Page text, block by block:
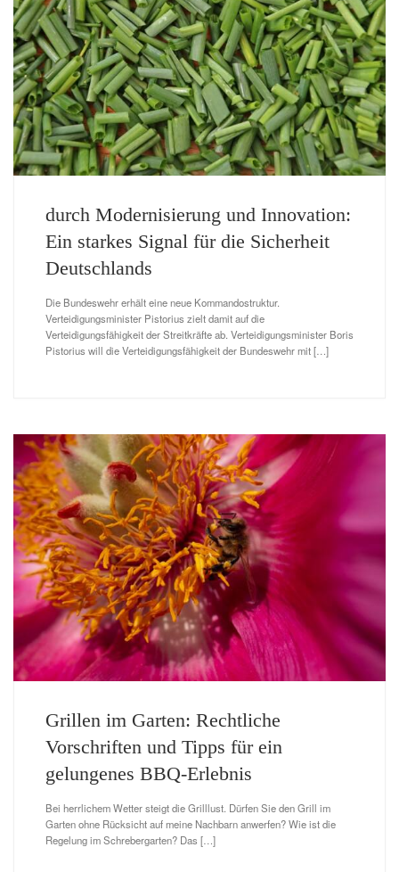
durch Modernisierung und Innovation:
Ein starkes Signal für die Sicherheit
Deutschlands
Die Bundeswehr erhält eine neue Kommandostruktur.
Verteidigungsminister Pistorius zielt damit auf die
Verteidigungsfähigkeit der Streitkräfte ab. Verteidigungsminister Boris
Pistorius will die Verteidigungsfähigkeit der Bundeswehr mit […]
Grillen im Garten: Rechtliche
Vorschriften und Tipps für ein
gelungenes BBQ-Erlebnis
Bei herrlichem Wetter steigt die Grilllust. Dürfen Sie den Grill im
Garten ohne Rücksicht auf meine Nachbarn anwerfen? Wie ist die
Regelung im Schrebergarten? Das […]